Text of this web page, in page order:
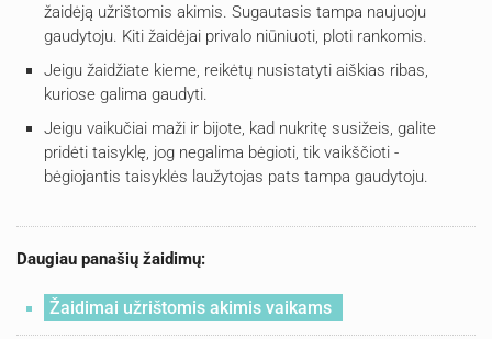
žaidėją užrištomis akimis. Sugautasis tampa naujuoju
gaudytoju. Kiti žaidėjai privalo niūniuoti, ploti rankomis.
Jeigu žaidžiate kieme, reikėtų nusistatyti aiškias ribas,
kuriose galima gaudyti.
Jeigu vaikučiai maži ir bijote, kad nukritę susižeis, galite
pridėti taisyklę, jog negalima bėgioti, tik vaikščioti -
bėgiojantis taisyklės laužytojas pats tampa gaudytoju.
Daugiau panašių žaidimų:
Žaidimai užrištomis akimis vaikams